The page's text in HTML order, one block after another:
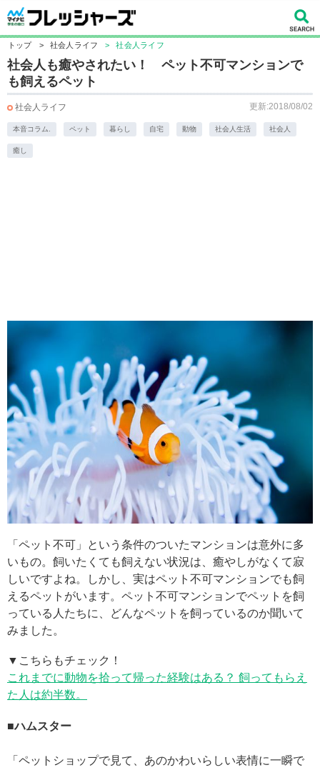
トップ > 社会人ライフ > 社会人ライフ
社会人も癒やされたい！ ペット不可マンションで
も飼えるペット
社会人ライフ 更新:2018/08/02
本音コラム. ペット 暮らし 自宅 動物 社会人生活 社会人
癒し
「ペット不可」という条件のついたマンションは意外に多
いもの。飼いたくても飼えない状況は、癒やしがなくて寂
しいですよね。しかし、実はペット不可マンションでも飼
えるペットがいます。ペット不可マンションでペットを飼
っている人たちに、どんなペットを飼っているのか聞いて
みました。
▼こちらもチェック！
これまでに動物を拾って帰った経験はある？ 飼ってもらえ
た人は約半数。
■ハムスター
「ペットショップで見て、あのかわいらしい表情に一瞬で